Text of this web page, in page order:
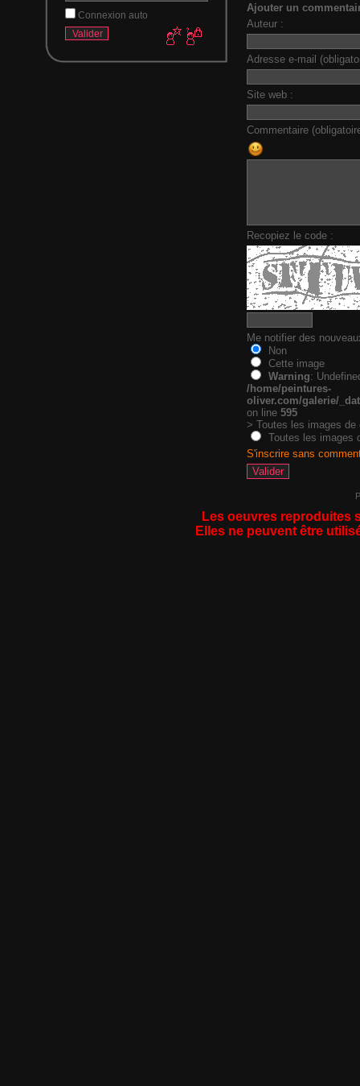
Connexion auto
Ajouter un
Auteur :
Adresse e-mail
Site web :
Commentaire
Recopiez le code :
Me notifier des
Non
Cette image
Warning:
/home/peintures-
oliver.com/galerie/
on line 595
> Toutes les images de
Toutes les images
S'inscrire sans
Les oeuvres reproduites
Elles ne peuvent être